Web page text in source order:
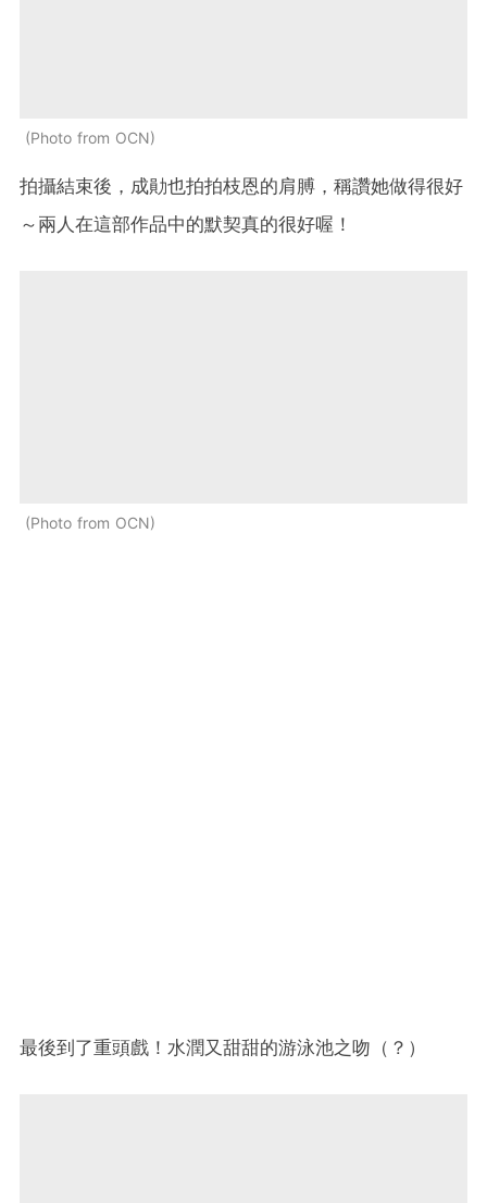
Photo from OCN
拍攝結束後，成勛也拍拍枝恩的肩膊，稱讚她做得很好
～兩人在這部作品中的默契真的很好喔！
Photo from OCN
最後到了重頭戲！水潤又甜甜的游泳池之吻（？）